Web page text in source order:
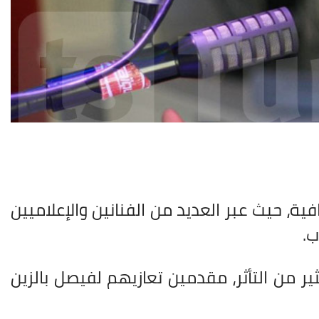
حيث عبر العديد من الفنانين والإعلاميين
من التأثر، مقدمين تعازيهم لفيصل بالزين